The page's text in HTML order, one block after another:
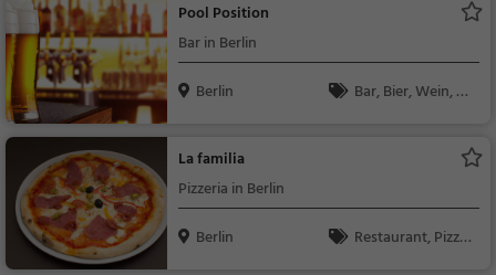
Pool Position
Bar in Berlin
Berlin
Bar, Bier, Wein, Sn
La familia
Pizzeria in Berlin
Berlin
Restaurant, Pizza,